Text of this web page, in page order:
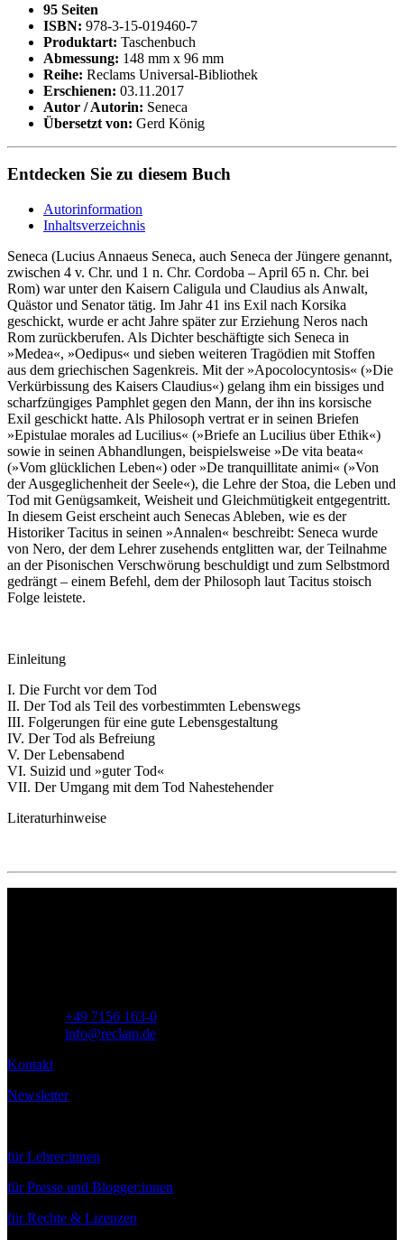
95 Seiten
ISBN: 978-3-15-019460-7
Produktart: Taschenbuch
Abmessung: 148 mm x 96 mm
Reihe: Reclams Universal-Bibliothek
Erschienen: 03.11.2017
Autor / Autorin: Seneca
Übersetzt von: Gerd König
Entdecken Sie zu diesem Buch
Autorinformation
Inhaltsverzeichnis
Seneca (Lucius Annaeus Seneca, auch Seneca der Jüngere genannt,
zwischen 4 v. Chr. und 1 n. Chr. Cordoba – April 65 n. Chr. bei
Rom) war unter den Kaisern Caligula und Claudius als Anwalt,
Quästor und Senator tätig. Im Jahr 41 ins Exil nach Korsika
geschickt, wurde er acht Jahre später zur Erziehung Neros nach
Rom zurückberufen. Als Dichter beschäftigte sich Seneca in
»Medea«, »Oedipus« und sieben weiteren Tragödien mit Stoffen
aus dem griechischen Sagenkreis. Mit der »Apocolocyntosis« (»Die
Verkürbissung des Kaisers Claudius«) gelang ihm ein bissiges und
scharfzüngiges Pamphlet gegen den Mann, der ihn ins korsische
Exil geschickt hatte. Als Philosoph vertrat er in seinen Briefen
»Epistulae morales ad Lucilius« (»Briefe an Lucilius über Ethik«)
sowie in seinen Abhandlungen, beispielsweise »De vita beata«
(»Vom glücklichen Leben«) oder »De tranquillitate animi« (»Von
der Ausgeglichenheit der Seele«), die Lehre der Stoa, die Leben und
Tod mit Genügsamkeit, Weisheit und Gleichmütigkeit entgegentritt.
In diesem Geist erscheint auch Senecas Ableben, wie es der
Historiker Tacitus in seinen »Annalen« beschreibt: Seneca wurde
von Nero, der dem Lehrer zusehends entglitten war, der Teilnahme
an der Pisonischen Verschwörung beschuldigt und zum Selbstmord
gedrängt – einem Befehl, dem der Philosoph laut Tacitus stoisch
Folge leistete.
Einleitung
I. Die Furcht vor dem Tod
II. Der Tod als Teil des vorbestimmten Lebenswegs
III. Folgerungen für eine gute Lebensgestaltung
IV. Der Tod als Befreiung
V. Der Lebensabend
VI. Suizid und »guter Tod«
VII. Der Umgang mit dem Tod Nahestehender
Literaturhinweise
+49 7156 163-0
info@reclam.de
Kontakt
Newsletter
für Lehrer:innen
für Presse und Blogger:innen
für Rechte & Lizenzen